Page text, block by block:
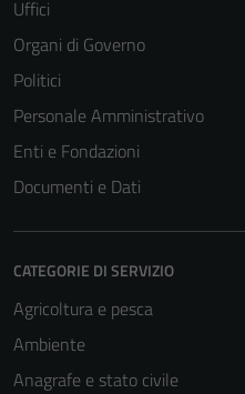
Uffici
Organi di Governo
Politici
Personale Amministrativo
Enti e Fondazioni
Documenti e Dati
CATEGORIE DI SERVIZIO
Agricoltura e pesca
Ambiente
Anagrafe e stato civile